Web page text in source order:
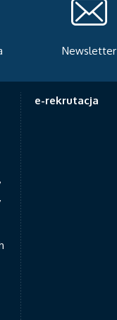
e-rekrutacja